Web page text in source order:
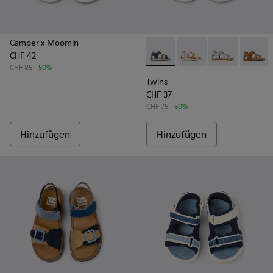
Camper x Moomin
CHF 42
CHF 85 -50%
Hinzufügen
Twins - K800628-007 -
Twins - K800628-
Twins -Twins
Twins
CHF 37
CHF 75 -50%
Hinzufügen